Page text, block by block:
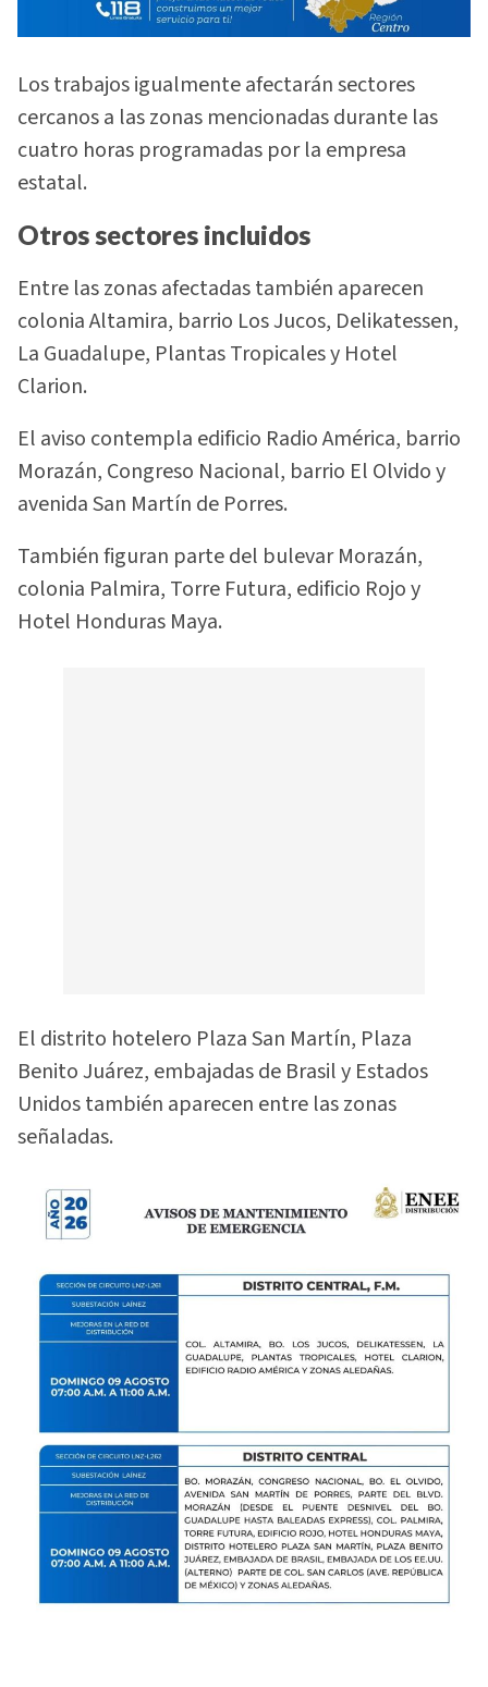
Los trabajos igualmente afectarán sectores
cercanos a las zonas mencionadas durante las
cuatro horas programadas por la empresa
estatal.
Otros sectores incluidos
Entre las zonas afectadas también aparecen
colonia Altamira, barrio Los Jucos, Delikatessen,
La Guadalupe, Plantas Tropicales y Hotel
Clarion.
El aviso contempla edificio Radio América, barrio
Morazán, Congreso Nacional, barrio El Olvido y
avenida San Martín de Porres.
También figuran parte del bulevar Morazán,
colonia Palmira, Torre Futura, edificio Rojo y
Hotel Honduras Maya.
El distrito hotelero Plaza San Martín, Plaza
Benito Juárez, embajadas de Brasil y Estados
Unidos también aparecen entre las zonas
señaladas.